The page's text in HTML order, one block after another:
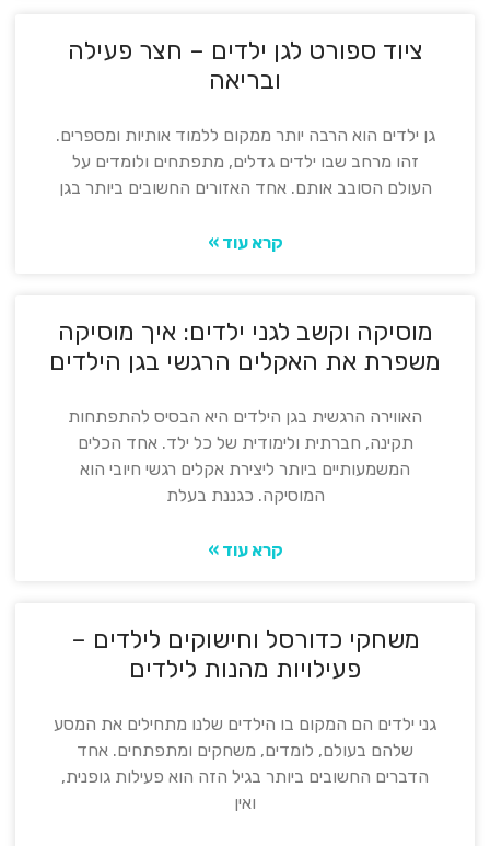
ציוד ספורט לגן ילדים – חצר פעילה
ובריאה
גן ילדים הוא הרבה יותר ממקום ללמוד אותיות ומספרים.
זהו מרחב שבו ילדים גדלים, מתפתחים ולומדים על
העולם הסובב אותם. אחד האזורים החשובים ביותר בגן
קרא עוד »
מוסיקה וקשב לגני ילדים: איך מוסיקה
משפרת את האקלים הרגשי בגן הילדים
האווירה הרגשית בגן הילדים היא הבסיס להתפתחות
תקינה, חברתית ולימודית של כל ילד. אחד הכלים
המשמעותיים ביותר ליצירת אקלים רגשי חיובי הוא
המוסיקה. כגננת בעלת
קרא עוד »
משחקי כדורסל וחישוקים לילדים –
פעילויות מהנות לילדים
גני ילדים הם המקום בו הילדים שלנו מתחילים את המסע
שלהם בעולם, לומדים, משחקים ומתפתחים. אחד
הדברים החשובים ביותר בגיל הזה הוא פעילות גופנית,
ואין